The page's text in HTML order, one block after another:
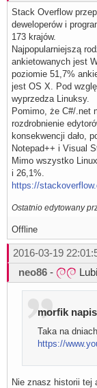
Stack Overflow
deweloperów i
173 krajów.
Najpopularniejszą
ankietowanych jest
poziomie 51,7%
jest OS X. Pod
wyprzedza Linuksy.
Pomimo, że C#/.net
rozdrobnienie
konsekwencji dało,
Notepad++ i Visual
Mimo wszystko
i 26,1%.
https://
Ostatnio edytowany
Offline
2016-03-19
neo86 -
morfik
Taka na
https://
Nie znasz historii tej